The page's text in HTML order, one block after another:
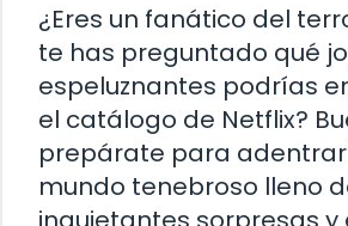
¿Eres un fanático del
te has preguntado qué
espeluznantes podrías
el catálogo de Netflix?
prepárate para
mundo tenebroso lleno